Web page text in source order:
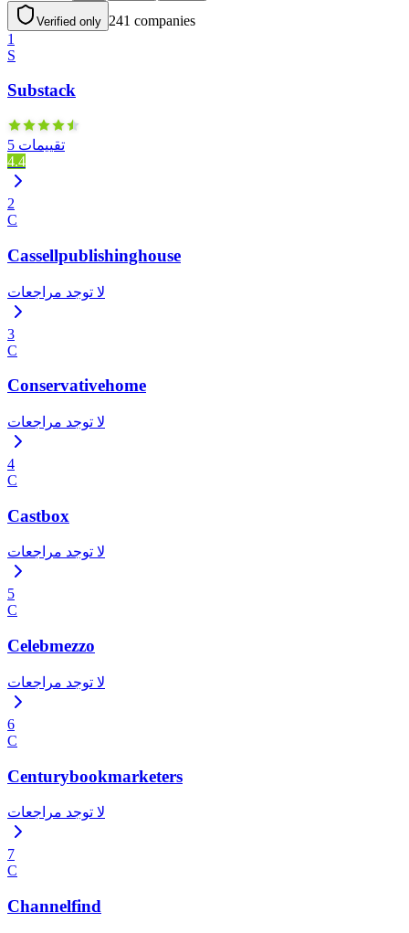
Verified only 241 companies
1
S
Substack
5 تقييمات
4.4
2
C
Cassellpublishinghouse
لا توجد مراجعات
3
C
Conservativehome
لا توجد مراجعات
4
C
Castbox
لا توجد مراجعات
5
C
Celebmezzo
لا توجد مراجعات
6
C
Centurybookmarketers
لا توجد مراجعات
7
C
Channelfind